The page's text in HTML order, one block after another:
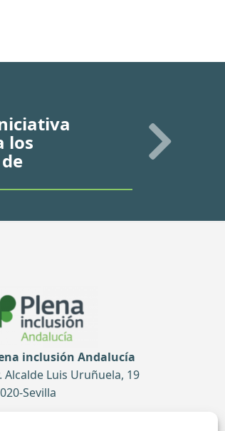
los
inclusión Andalucía
Alcalde Luis Uruñuela, 19
Sevilla